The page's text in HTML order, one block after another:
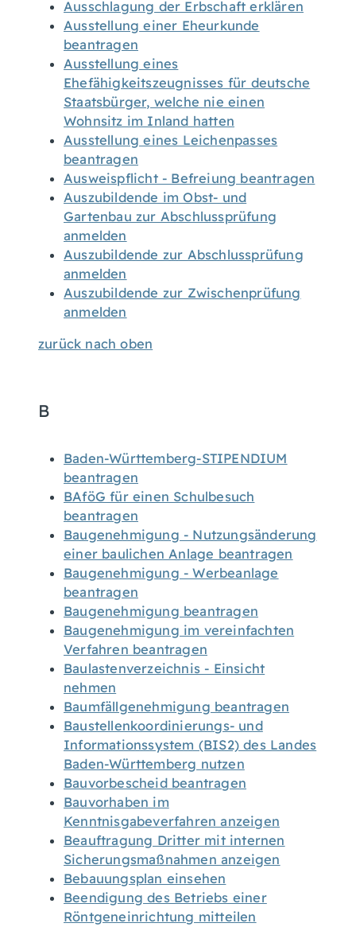
Ausschlagung der Erbschaft erklären
Ausstellung einer Eheurkunde
beantragen
Ausstellung eines
Ehefähigkeitszeugnisses für deutsche
Staatsbürger, welche nie einen
Wohnsitz im Inland hatten
Ausstellung eines Leichenpasses
beantragen
Ausweispflicht - Befreiung beantragen
Auszubildende im Obst- und
Gartenbau zur Abschlussprüfung
anmelden
Auszubildende zur Abschlussprüfung
anmelden
Auszubildende zur Zwischenprüfung
anmelden
zurück nach oben
B
Baden-Württemberg-STIPENDIUM
beantragen
BAföG für einen Schulbesuch
beantragen
Baugenehmigung - Nutzungsänderung
einer baulichen Anlage beantragen
Baugenehmigung - Werbeanlage
beantragen
Baugenehmigung beantragen
Baugenehmigung im vereinfachten
Verfahren beantragen
Baulastenverzeichnis - Einsicht
nehmen
Baumfällgenehmigung beantragen
Baustellenkoordinierungs- und
Informationssystem (BIS2) des Landes
Baden-Württemberg nutzen
Bauvorbescheid beantragen
Bauvorhaben im
Kenntnisgabeverfahren anzeigen
Beauftragung Dritter mit internen
Sicherungsmaßnahmen anzeigen
Bebauungsplan einsehen
Beendigung des Betriebs einer
Röntgeneinrichtung mitteilen